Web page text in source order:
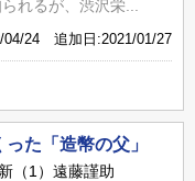
れるが、渋沢栄...
04/24 追加日:2021/01/27
た「造幣の父」
（1）遠藤謹助